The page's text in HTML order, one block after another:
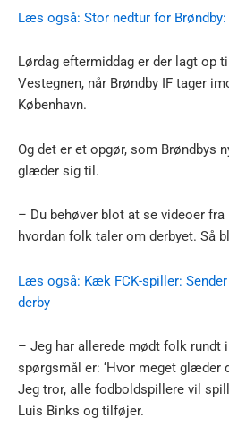
Læs også: Stor nedtur for
Lørdag eftermiddag er der lagt op
Vestegnen, når Brøndby IF tager
København.
Og det er et opgør, som Brøndbys
glæder sig til.
– Du behøver blot at se videoer fra
hvordan folk taler om derbyet. Så
Læs også: Kæk FCK-spiller:
derby
– Jeg har allerede mødt folk rundt
spørgsmål er: ‘Hvor meget glæder
Jeg tror, alle fodboldspillere vil
Luis Binks og tilføjer.